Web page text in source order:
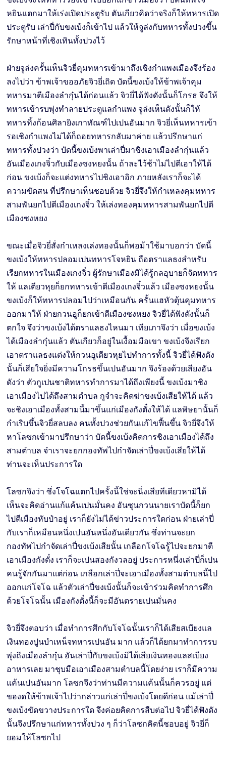
หยินแตกมาให้เร่งเปิดประตูรับ ตันเกียวคิดว่าจริงก็ให้ทหารเปิด
ประตูรับ เล่าปี่กับขงเบ้งก็เข้าไป แล้วให้จูล่งกับทหารทั้งปวงขึ้น
รักษาหน้าที่เชิงเทินทั้งปวงไว้
ฝ่ายจูล่งครั้นเห็นจิวยี่คุมทหารเข้ามาถึงเชิงกำแพงเมืองจึงร้อง
ลงไปว่า ข้าพเจ้าขออภัยจิวยี่เถิด บัดนี้ขงเบ้งให้ข้าพเจ้าคุม
ทหารมาตีเมืองลำกุ๋นได้ก่อนแล้ว จิวยี่ได้ฟังดังนั้นก็โกรธ จึงให้
ทหารเข้ารบพุ่งทำลายประตูแลกำแพง จูล่งเห็นดังนั้นก็ให้
ทหารทิ้งก้อนศิลายิงเกาทัณฑ์ไปเปนอันมาก จิวยี่เห็นทหารเข้า
รอเชิงกำแพงไม่ได้ก็ถอยทหารกลับมาค่าย แล้วปรึกษาแก่
ทหารทั้งปวงว่า บัดนี้ขงเบ้งพาเล่าปี่มาชิงเอาเมืองลำกุ๋นแล้ว
อันเมืองเกงจิ๋วกับเมืองซงหยงนั้น ถ้าละไว้ช้าไม่ไปตีเอาให้ได้
ก่อน ขงเบ้งก็จะแต่งทหารไปชิงเอาอิก ภายหลังเราก็จะได้
ความขัดสน ที่ปรึกษาเห็นชอบด้วย จิวยี่จึงให้กำเหลงคุมทหาร
สามพันยกไปตีเมืองเกงจิ๋ว ให้เล่งทองคุมทหารสามพันยกไปตี
เมืองซงหยง
ขณะเมื่อจิวยี่สั่งกำเหลงเล่งทองนั้นก็พอม้าใช้มาบอกว่า บัดนี้
ขงเบ้งให้ทหารปลอมเปนทหารโจหยิน ถือตราแลธงสำหรับ
เรียกทหารในเมืองเกงจิ๋ว ผู้รักษาเมืองมิได้รู้กลอุบายก็จัดทหาร
ให้ แลเตียวหุยก็ยกทหารเข้าตีเมืองเกงจิ๋วแล้ว เมืองซงหยงนั้น
ขงเบ้งก็ให้ทหารปลอมไปว่าเหมือนกัน ครั้นแฮหัวตุ้นคุมทหาร
ออกมาให้ ฝ่ายกวนอูก็ยกเข้าตีเมืองซงหยง จิวยี่ได้ฟังดังนั้นก็
ตกใจ จึงว่าขงเบ้งได้ตราแลธงไหนมา เทียเภาจึงว่า เมื่อขงเบ้ง
ได้เมืองลำกุ๋นแล้ว ตันเกียวก็อยู่ในเงื้อมมือเขา ขงเบ้งจึงเรียก
เอาตราแลธงแต่งให้กวนอูเตียวหุยไปทำการทั้งนี้ จิวยี่ได้ฟังดัง
นั้นก็เสียใจยิ่งมีความโกรธขึ้นเปนอันมาก จึงร้องด้วยเสียงอัน
ดังว่า ตัวกูเปนชาติทหารทำการมาได้ถึงเพียงนี้ ขงเบ้งมาชิง
เอาเมืองไปได้ถึงสามตำบล กูจำจะคิดฆ่าขงเบ้งเสียให้ได้ แล้ว
จะชิงเอาเมืองทั้งสามนี้มาขึ้นแก่เมืองกังตั๋งให้ได้ แลพิษยานั้นก็
กำเริบขึ้นจิวยี่สลบลง คนทั้งปวงช่วยกันแก้ไขฟื้นขึ้น จิวยี่จึงให้
หาโลซกเข้ามาปรึกษาว่า บัดนี้ขงเบ้งคิดการชิงเอาเมืองได้ถึง
สามตำบล จำเราจะยกกองทัพไปกำจัดเล่าปี่ขงเบ้งเสียให้ได้
ท่านจะเห็นประการใด
โลซกจึงว่า ซึ่งโจโฉแตกไปครั้งนี้ใช่จะนิ่งเสียทีเดียวหามิได้
เห็นจะคิดอ่านแก้แค้นเปนมั่นคง อันซุนกวนนายเราบัดนี้ก็ยก
ไปตีเมืองหับป๋าอยู่ เราก็ยังไม่ได้ข่าวประการใดก่อน ฝ่ายเล่าปี่
กับเราก็เหมือนหนึ่งเปนอันหนึ่งอันเดียวกัน ซึ่งท่านจะยก
กองทัพไปกำจัดเล่าปี่ขงเบ้งเสียนั้น เกลือกโจโฉรู้ไปจะยกมาตี
เอาเมืองกังตั๋ง เราก็จะเปนสองกังวลอยู่ ประการหนึ่งเล่าปี่ก็เปน
คนรู้จักกันมาแต่ก่อน เกลือกเล่าปี่จะเอาเมืองทั้งสามตำบลนี้ไป
ออกแก่โจโฉ แล้วตัวเล่าปี่ขงเบ้งนั้นก็จะเข้าร่วมคิดทำการศึก
ด้วยโจโฉนั้น เมืองกังตั๋งนี้ก็จะมีอันตรายเปนมั่นคง
จิวยี่จึงตอบว่า เมื่อทำการศึกกับโจโฉนั้นเราก็ได้เสียสเบียงแล
เงินทองปูนบำเหน็จทหารเปนอัน มาก แล้วก็ได้ยกมาทำการรบ
พุ่งถึงเมืองลำกุ๋น อันเล่าปี่กับขงเบ้งมิได้เสียเงินทองแลสเบียง
อาหารเลย มาชุบมือเอาเมืองสามตำบลนี้โดยง่าย เราก็มีความ
แค้นเปนอันมาก โลซกจึงว่าท่านมีความแค้นนั้นก็ควรอยู่ แต่
ของดให้ข้าพเจ้าไปว่ากล่าวแก่เล่าปี่ขงเบ้งโดยดีก่อน แม้เล่าปี่
ขงเบ้งขัดขวางประการใด จึงค่อยคิดการสืบต่อไป จิวยี่ได้ฟังดัง
นั้นจึงปรึกษาแก่ทหารทั้งปวง ๆ ก็ว่าโลซกคิดนี้ชอบอยู่ จิวยี่ก็
ยอมให้โลซกไป